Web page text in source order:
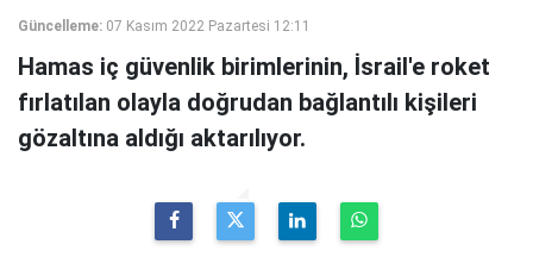
Güncelleme: 07 Kasım 2022 Pazartesi 12:11
Hamas iç güvenlik birimlerinin, İsrail'e roket
fırlatılan olayla doğrudan bağlantılı kişileri
gözaltına aldığı aktarılıyor.